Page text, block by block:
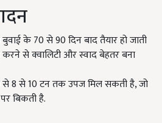
के 70 से 90 दिन बाद तैयार हो जाती
से क्वालिटी और स्वाद बेहतर बना
8 से 10 टन तक उपज मिल सकती है, जो
बिकती है.